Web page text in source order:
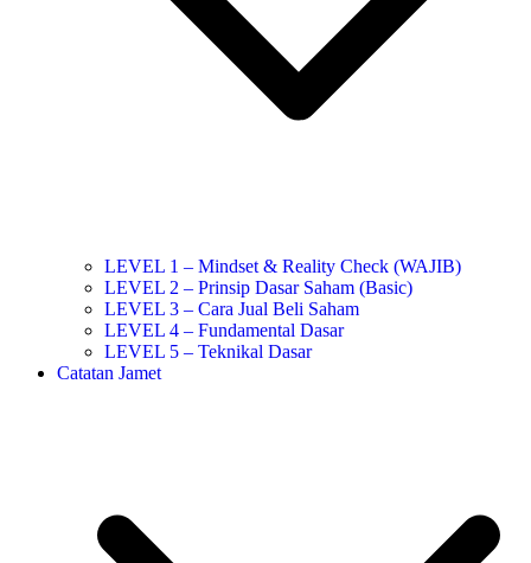
LEVEL 1 – Mindset & Reality Check (WAJIB)
LEVEL 2 – Prinsip Dasar Saham (Basic)
LEVEL 3 – Cara Jual Beli Saham
LEVEL 4 – Fundamental Dasar
LEVEL 5 – Teknikal Dasar
Catatan Jamet